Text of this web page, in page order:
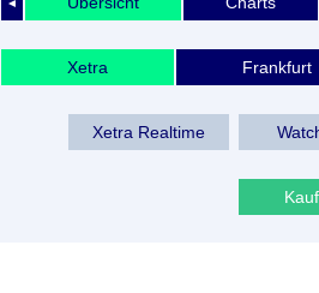
Xetra Frankfurt
Xetra Realtime